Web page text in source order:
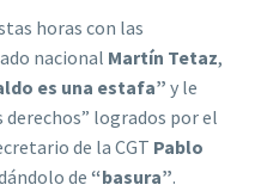
horas con las
nacional Martín Tetaz,
es una estafa” y le
derechos” logrados por el
de la CGT Pablo
de “basura”.